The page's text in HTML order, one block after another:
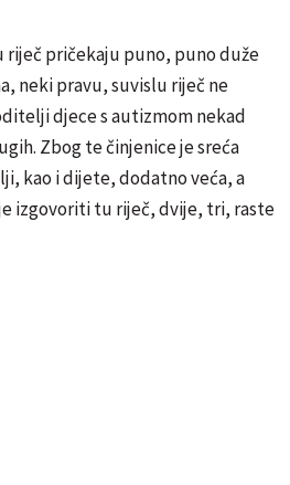
riječ pričekaju puno, puno duže
neki pravu, suvislu riječ ne
djece s autizmom nekad
Zbog te činjenice je sreća
kao i dijete, dodatno veća, a
izgovoriti tu riječ, dvije, tri, raste